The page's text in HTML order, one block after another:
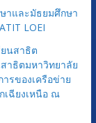
าและมัธยมศึกษา
LOEI
นสาธิต
าธิตมหาวิทยาลัย
รของเครือข่าย
เฉียงเหนือ ณ